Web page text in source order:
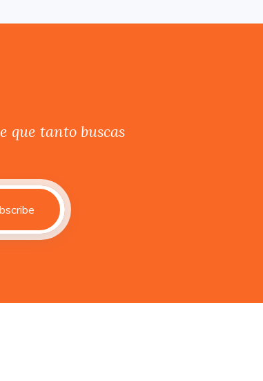
que tanto buscas